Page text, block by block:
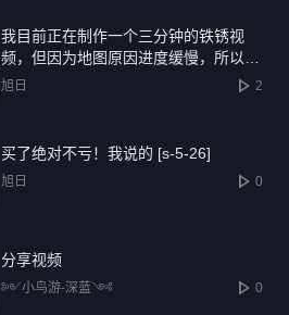
见！
我目前正在制作一个三分钟的铁锈视
频，但因为地图原因进度缓慢，所以我
决定找一名地图制作者，来解决地图问
旭日 2
买了绝对不亏！我说的 [s-5-26]
旭日 0
分享视频
༻小鸟游-深蓝༺ 0